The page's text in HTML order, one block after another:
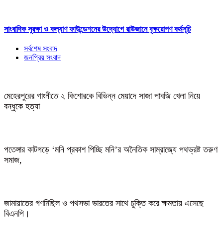
সাংবাদিক সুরক্ষা ও কল্যাণ ফাউন্ডেশনের উদ্যোগে রাউজানে বৃক্ষরোপণ কর্মসূচি
সর্বশেষ সংবাদ
জনপ্রিয় সংবাদ
মেহেরপুরের গাংনীতে ২ কিশোরকে বিভিন্ন মেয়াদে সাজা পাবজি খেলা নিয়ে
বন্ধুকে হত্যা
পতেঙ্গার কাটগড়ে ‘মনি প্রকাশ পিচ্ছি মনি’র অনৈতিক সাম্রাজ্যে পথভ্রষ্ট তরুণ
সমাজ,
জামায়াতের গণমিছিল ও পথসভা ভারতের সাথে চুক্তি করে ক্ষমতায় এসেছে
বিএনপি।